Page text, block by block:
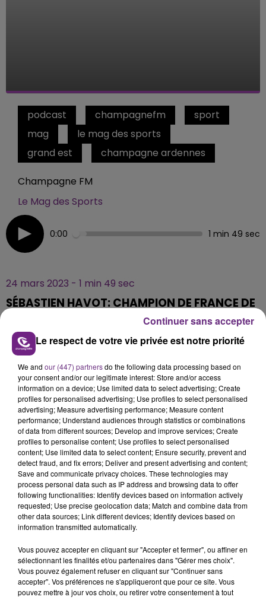
podcast champagnefm
sport
mag
le mag des sports
grand est
champagne ardennes
Champagne FM
Le Mag des Sports
0:00 1 min 49 sec
24 mars 2023 - 1 min 49 sec
SÉBASTIEN HAVOT: CHAMPION DE FRANCE DE
Tours les jours, retrouvez le "Mag des Sports"
Champagne FM.
TITRES DIFFUSÉS
10h34
10h34 10h28
10h28
Le respect de votre vie privée est notre priorité
We and our (447) partnersdo the following data processing based on
your consent and/or our legitimate interest: Store and/or access
information on a device; Use limited data to select advertising; Create
profiles for personalised advertising; Use profiles to select personalised
advertising; Measure advertising performance; Measure content
performance; Understand audiences through statistics or combinations
of data from different sources; Develop and improve services; Create
profiles to personalise content; Use profiles to select personalised
content; Use limited data to select content; Ensure security, prevent and
detect fraud, and fix errors; Deliver and present advertising and content;
Save and communicate privacy choices. These technologies may
process personal data such as IP address and browsing data to offer
following functionalities: Identify devices based on information actively
requested; Use precise geolocation data; Match and combine data from
other data sources; Link different devices; Identify devices based on
information transmitted automatically.
Vous pouvez accepter en cliquant sur "Accepter et fermer", ou affiner en
sélectionnant les finalités et/ou partenaires dans "Gérer mes choix".
Vous pouvez également refuser en cliquant sur "Continuer sans
accepter". Vos préférences ne s'appliqueront que pour ce site. Vous
pouvez mettre à jour vos choix, ou retirer votre consentement à tout
Continuer sans accepter